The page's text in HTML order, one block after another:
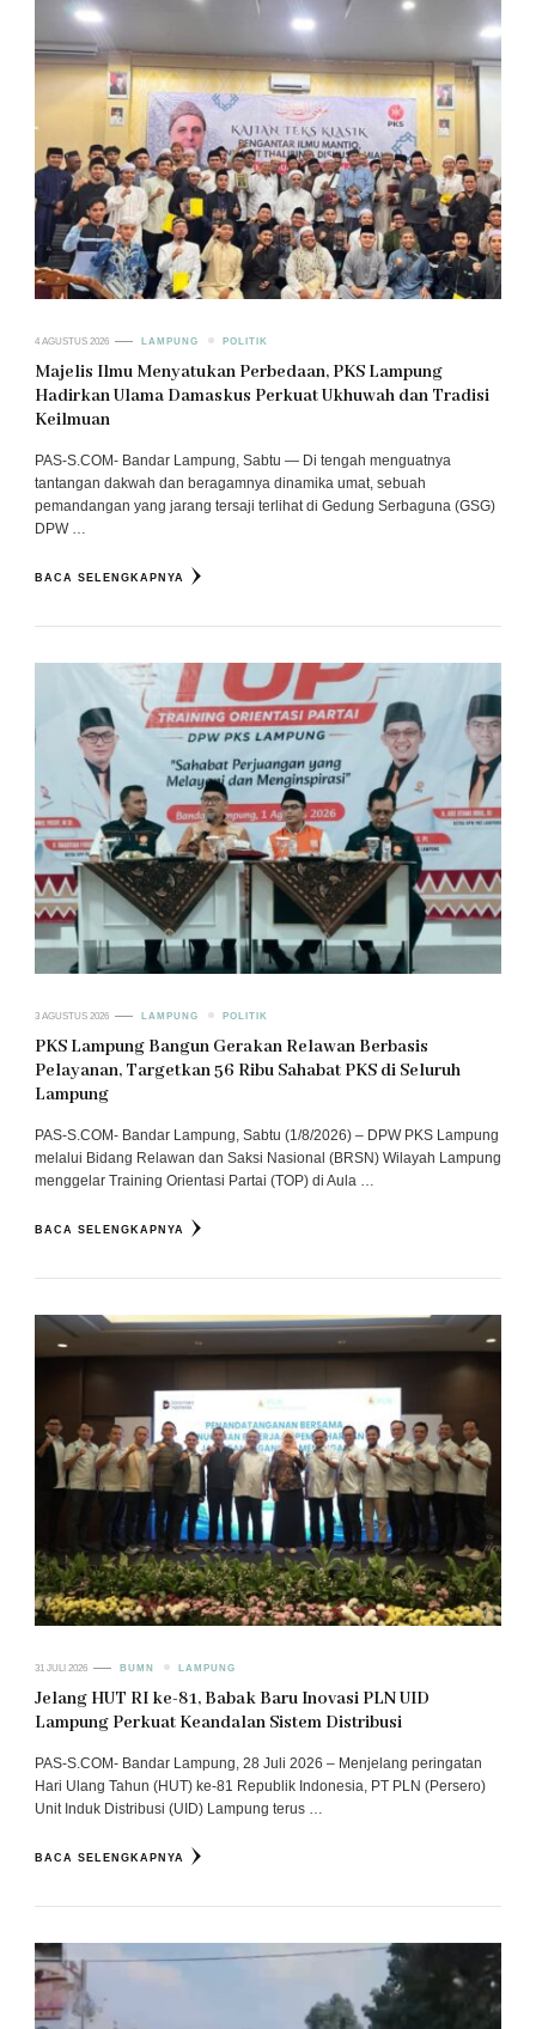
4 AGUSTUS 2026 LAMPUNG POLITIK
Majelis Ilmu Menyatukan Perbedaan, PKS Lampung
Hadirkan Ulama Damaskus Perkuat Ukhuwah dan Tradisi
Keilmuan
PAS-S.COM- Bandar Lampung, Sabtu — Di tengah menguatnya
tantangan dakwah dan beragamnya dinamika umat, sebuah
pemandangan yang jarang tersaji terlihat di Gedung Serbaguna (GSG)
DPW …
BACA SELENGKAPNYA
3 AGUSTUS 2026 LAMPUNG POLITIK
PKS Lampung Bangun Gerakan Relawan Berbasis
Pelayanan, Targetkan 56 Ribu Sahabat PKS di Seluruh
Lampung
PAS-S.COM- Bandar Lampung, Sabtu (1/8/2026) – DPW PKS Lampung
melalui Bidang Relawan dan Saksi Nasional (BRSN) Wilayah Lampung
menggelar Training Orientasi Partai (TOP) di Aula …
BACA SELENGKAPNYA
31 JULI 2026 BUMN LAMPUNG
Jelang HUT RI ke-81, Babak Baru Inovasi PLN UID
Lampung Perkuat Keandalan Sistem Distribusi
PAS-S.COM- Bandar Lampung, 28 Juli 2026 – Menjelang peringatan
Hari Ulang Tahun (HUT) ke-81 Republik Indonesia, PT PLN (Persero)
Unit Induk Distribusi (UID) Lampung terus …
BACA SELENGKAPNYA